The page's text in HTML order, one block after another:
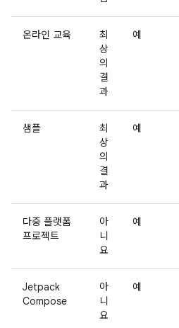
온라인 교육
최
상
의
결
과
예
샘플
최
상
의
결
과
예
다중 플랫폼
프로젝트
아
니
요
예
Jetpack
Compose
아
니
요
예